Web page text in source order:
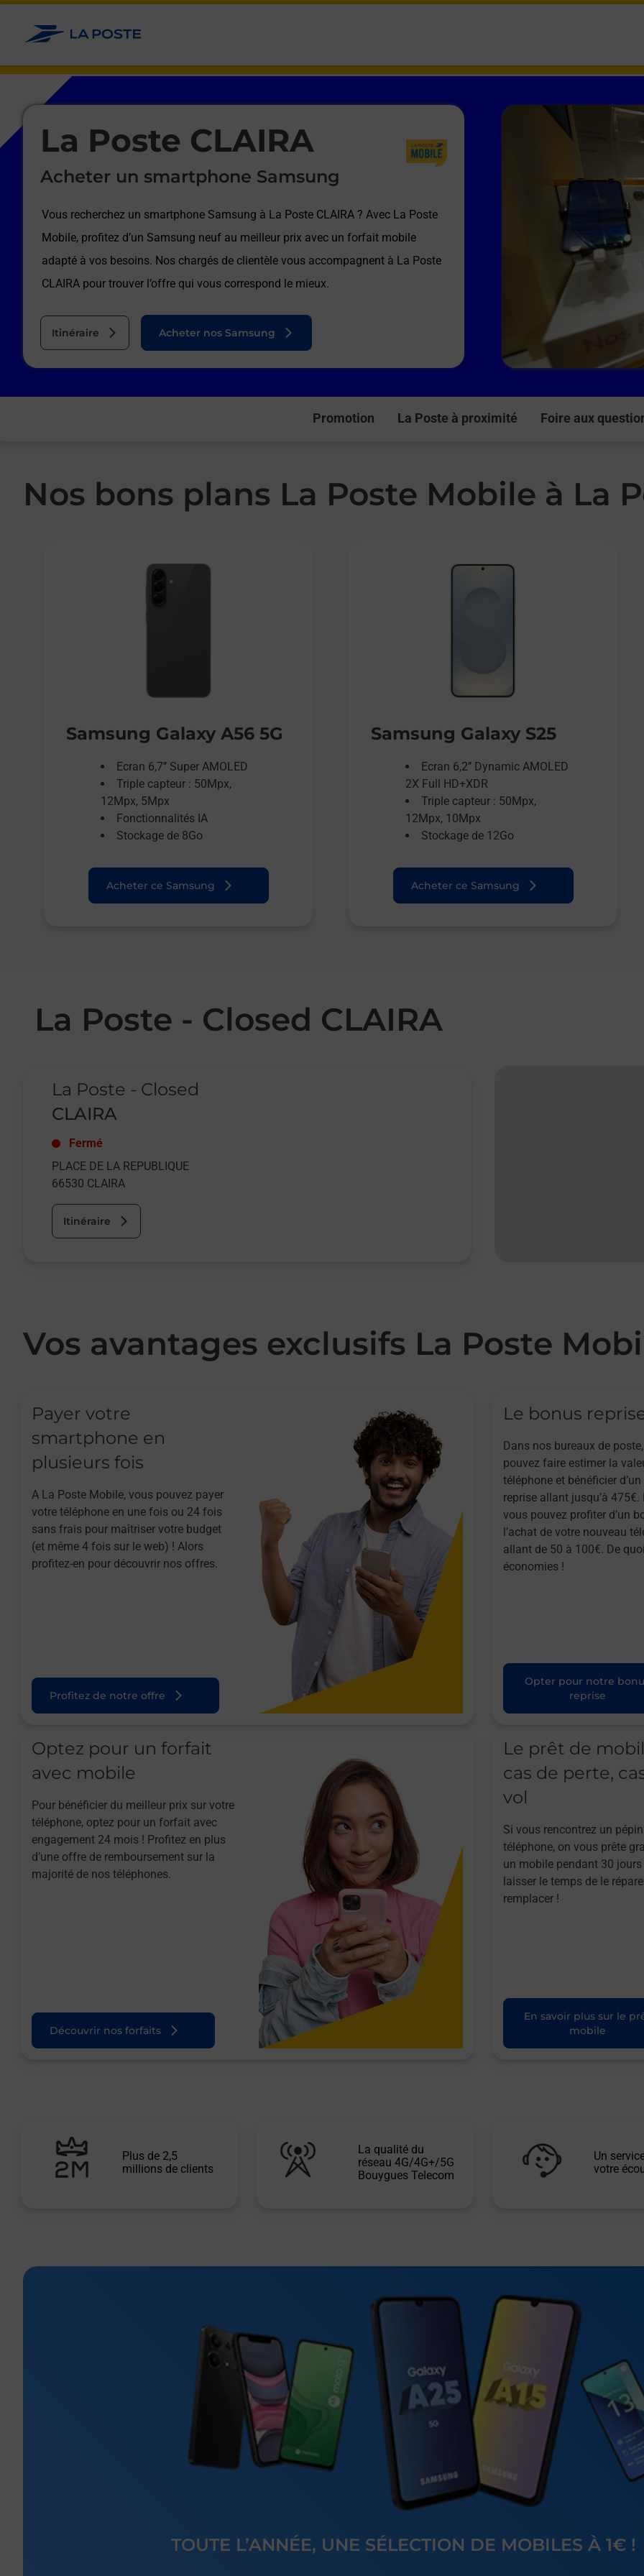
Allez au contenu
La Poste CLAIRA
Acheter un smartphone Samsung
Vous recherchez un smartphone Samsung à La Poste CLAIRA ? Avec La Poste
Mobile, profitez d’un Samsung neuf au meilleur prix avec un forfait mobile
adapté à vos besoins. Nos chargés de clientèle vous accompagnent à La Poste
CLAIRA pour trouver l’offre qui vous correspond le mieux.
Itinéraire
Le lien s'ouvre dans un nouvel onglet
Acheter nos Samsung
Promotion La Poste à proximité Foire aux
Nos bons plans La Poste Mobile à La
Samsung Galaxy A56 5G
Ecran 6,7’’ Super AMOLED
Triple capteur : 50Mpx,
12Mpx, 5Mpx
Fonctionnalités IA
Stockage de 8Go
Acheter ce Samsung
Samsung Galaxy S25
Ecran 6,2’’ Dynamic AMOLED
2X Full HD+XDR
Triple capteur : 50Mpx,
12Mpx, 10Mpx
Stockage de 12Go
Acheter ce Samsung
La Poste - Closed CLAIRA
La Poste - Closed
CLAIRA
Fermé
PLACE DE LA REPUBLIQUE
66530 CLAIRA
Itinéraire
Vos avantages exclusifs La Poste
Payer votre
smartphone en
plusieurs fois
A La Poste Mobile, vous pouvez payer
votre téléphone en une fois ou 24 fois
sans frais pour maîtriser votre budget
(et même 4 fois sur le web) ! Alors
profitez-en pour découvrir nos offres.
Profitez de notre offre
Le bonus
Dans nos bureaux de
pouvez faire estimer la
téléphone et bénéficier
reprise allant jusqu’à 475€.
vous pouvez profiter d’un
l’achat de votre nouveau
allant de 50 à 100€. De
économies !
Opter pour notre
reprise
Optez pour un forfait
avec mobile
Pour bénéficier du meilleur prix sur votre
téléphone, optez pour un forfait avec
engagement 24 mois ! Profitez en plus
d’une offre de remboursement sur la
majorité de nos téléphones.
Découvrir nos forfaits
Le prêt de
cas de perte,
vol
Si vous rencontrez un
téléphone, on vous prête
un mobile pendant 30
laisser le temps de le
remplacer !
En savoir plus sur le
mobile
Plus de 2,5
millions de clients
La qualité du
réseau 4G/4G+/5G
Bouygues Telecom
Un
votre
TOUTE L’ANNÉE, UNE SÉLECTION DE MOBILES À 1€ !
Le lien s'ouvre dans un nouvel onglet
Afficher ou masquer la réponse
Afficher ou masquer la réponse
Afficher ou masquer la réponse
Afficher ou masquer la réponse
Afficher ou masquer la réponse
Afficher ou masquer la réponse